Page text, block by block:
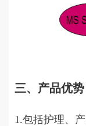
三、产品优势
1.包括护理、